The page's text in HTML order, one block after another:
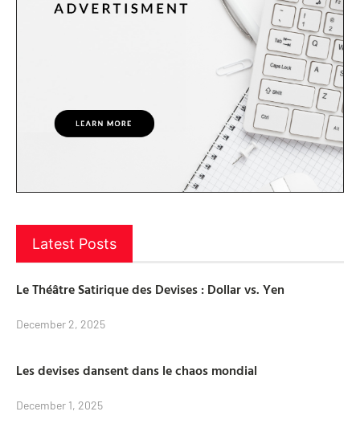
Latest Posts
Le Théâtre Satirique des Devises : Dollar vs. Yen
December 2, 2025
Les devises dansent dans le chaos mondial
December 1, 2025